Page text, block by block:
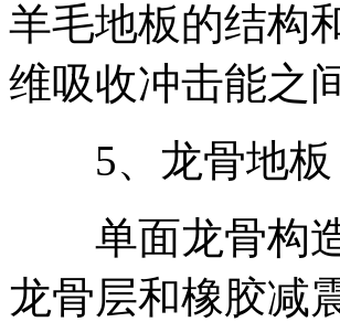
羊毛地板的结构
维吸收冲击能之
5、龙骨地板
单面龙骨构造
龙骨层和橡胶减